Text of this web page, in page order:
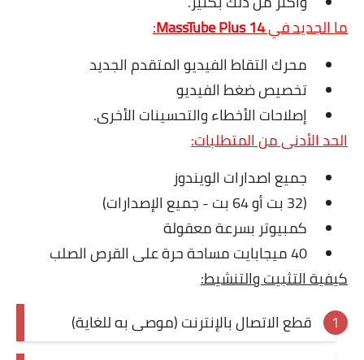
ما الجديد فيMassTube Plus 14
:
محرك التقاط الفيديو المتقدم الجديد
تخصيص ضغط الفيديو
إصلاحات الأخطاء والتحسينات الأخرى.
الحد الأدنى من المتطلبات:
جميع اصدارات الويندوز
(32 بت أو 64 بت - جميع الإصدارات)
كمبيوتر بسرعة معقولة
40 ميجابايت مساحة حرة على القرص الصلب
كيفية التثبيت والتنشيط:
قطع الاتصال بالإنترنت (موصى به للغاية)